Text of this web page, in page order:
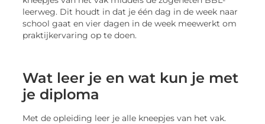
leerweg. Dit houdt in dat je één dag in de week naar
school gaat en vier dagen in de week meewerkt om
praktijkervaring op te doen.
Wat leer je en wat kun je met
je diploma
Met de opleiding leer je alle kneepjes van het vak.